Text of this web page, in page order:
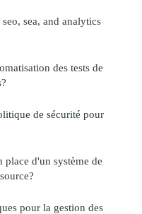
sea, and analytics
des tests de
de sécurité pour
place d'un système de
pour la gestion des